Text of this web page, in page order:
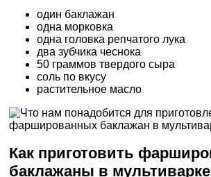
один баклажан
одна морковка
одна головка репчатого лука
два зубчика чеснока
50 граммов твердого сыра
соль по вкусу
растительное масло
Как приготовить
баклажаны в